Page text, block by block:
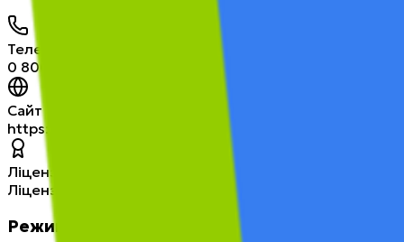
Телефон
0 800 21 5300
Сайт
https://freestyle-credit.com.ua
Ліцензія
Ліцензія НБУ від 08.03.2024
Режим роботи